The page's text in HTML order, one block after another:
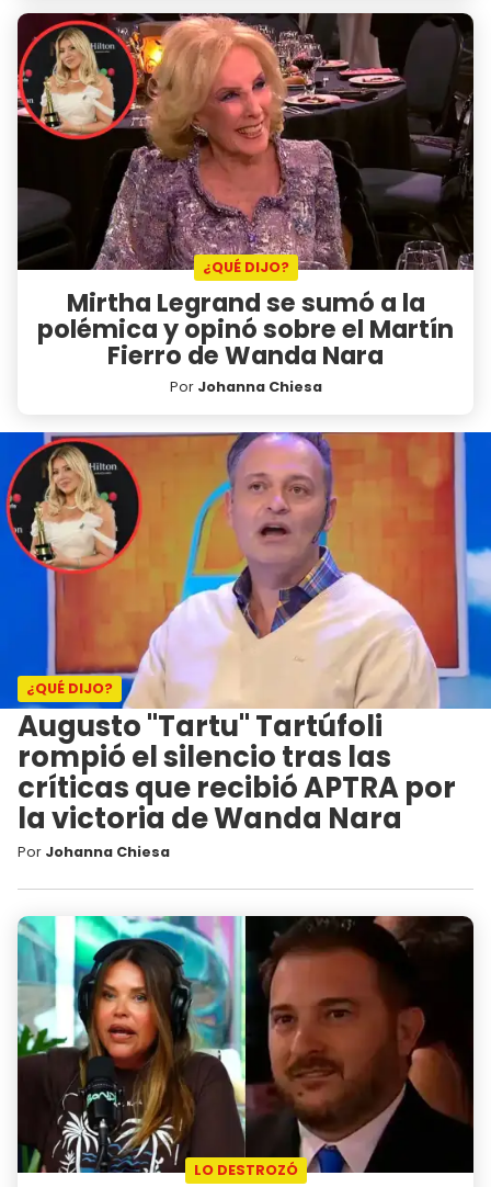
¿QUÉ DIJO?
Mirtha Legrand se sumó a la
polémica y opinó sobre el Martín
Fierro de Wanda Nara
Por Johanna Chiesa
¿QUÉ DIJO?
Augusto "Tartu" Tartúfoli
rompió el silencio tras las
críticas que recibió APTRA por
la victoria de Wanda Nara
Por Johanna Chiesa
LO DESTROZÓ